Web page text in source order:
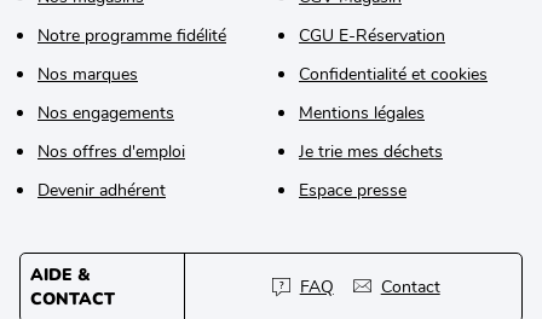
Notre programme fidélité
Nos marques
Nos engagements
Nos offres d'emploi
Devenir adhérent
CGU E-Réservation
Confidentialité et cookies
Mentions légales
Je trie mes déchets
Espace presse
AIDE &
CONTACT
FAQ Contact